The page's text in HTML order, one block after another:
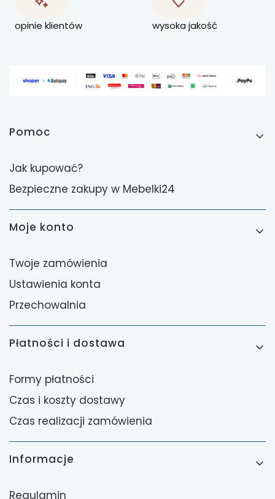
opinie klientów wysoka jakość
Linki w stopce
Pomoc
Jak kupować?
Bezpieczne zakupy w Mebelki24
Moje konto
Twoje zamówienia
Ustawienia konta
Przechowalnia
Płatności i dostawa
Formy płatności
Czas i koszty dostawy
Czas realizacji zamówienia
Informacje
Regulamin